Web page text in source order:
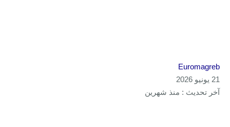
Euromagreb
21 يونيو 2026
آخر تحديث : منذ شهرين